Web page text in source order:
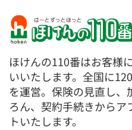
ほけんの110番はお客様
いいたします。全国に
を運営。保険の見直し
ろん、契約手続きからア
トいたします。